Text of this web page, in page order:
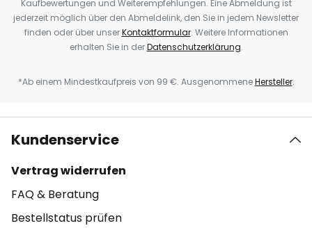
Kaufbewertungen und Weiterempfehlungen. Eine Abmeldung ist
jederzeit möglich über den Abmeldelink, den Sie in jedem Newsletter
finden oder über unserKontaktformular. Weitere Informationen
erhalten Sie in derDatenschutzerklärung.
*Ab einem Mindestkaufpreis von 99 €. AusgenommeneHersteller.
Kundenservice
Vertrag widerrufen
FAQ & Beratung
Bestellstatus prüfen